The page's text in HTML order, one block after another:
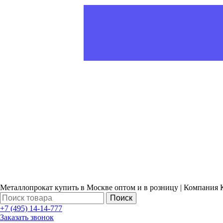
Металлопрокат купить в Москве оптом и в розницу | Компания
Поиск
+7 (495) 14-14-777
Заказать звонок